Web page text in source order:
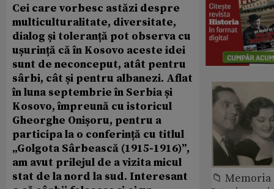
Cei care vorbesc astăzi despre
multiculturalitate, diversitate,
dialog și toleranță pot observa cu
ușurință că în Kosovo aceste idei
sunt de neconceput, atât pentru
sârbi, cât și pentru albanezi. Aflat
în luna septembrie în Serbia și
Kosovo, împreună cu istoricul
Gheorghe Onișoru, pentru a
participa la o conferință cu titlul
„Golgota Sârbească (1915-1916)”,
am avut prilejul de a vizita micul
stat de la nord la sud. Interesant
📁